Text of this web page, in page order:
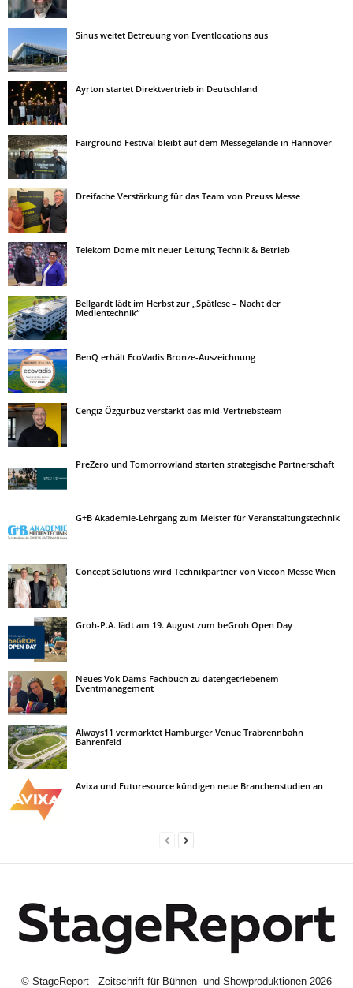
Sinus weitet Betreuung von Eventlocations aus
Ayrton startet Direktvertrieb in Deutschland
Fairground Festival bleibt auf dem Messegelände in Hannover
Dreifache Verstärkung für das Team von Preuss Messe
Telekom Dome mit neuer Leitung Technik & Betrieb
Bellgardt lädt im Herbst zur „Spätlese – Nacht der
Medientechnik“
BenQ erhält EcoVadis Bronze-Auszeichnung
Cengiz Özgürbüz verstärkt das mld-Vertriebsteam
PreZero und Tomorrowland starten strategische Partnerschaft
G+B Akademie-Lehrgang zum Meister für Veranstaltungstechnik
Concept Solutions wird Technikpartner von Viecon Messe Wien
Groh-P.A. lädt am 19. August zum beGroh Open Day
Neues Vok Dams-Fachbuch zu datengetriebenem
Eventmanagement
Always11 vermarktet Hamburger Venue Trabrennbahn
Bahrenfeld
Avixa und Futuresource kündigen neue Branchenstudien an
© StageReport - Zeitschrift für Bühnen- und Showproduktionen 2026